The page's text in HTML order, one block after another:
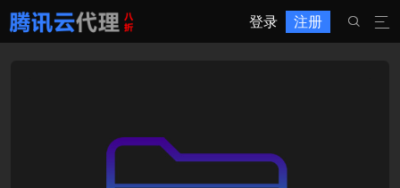
登录 注册 
